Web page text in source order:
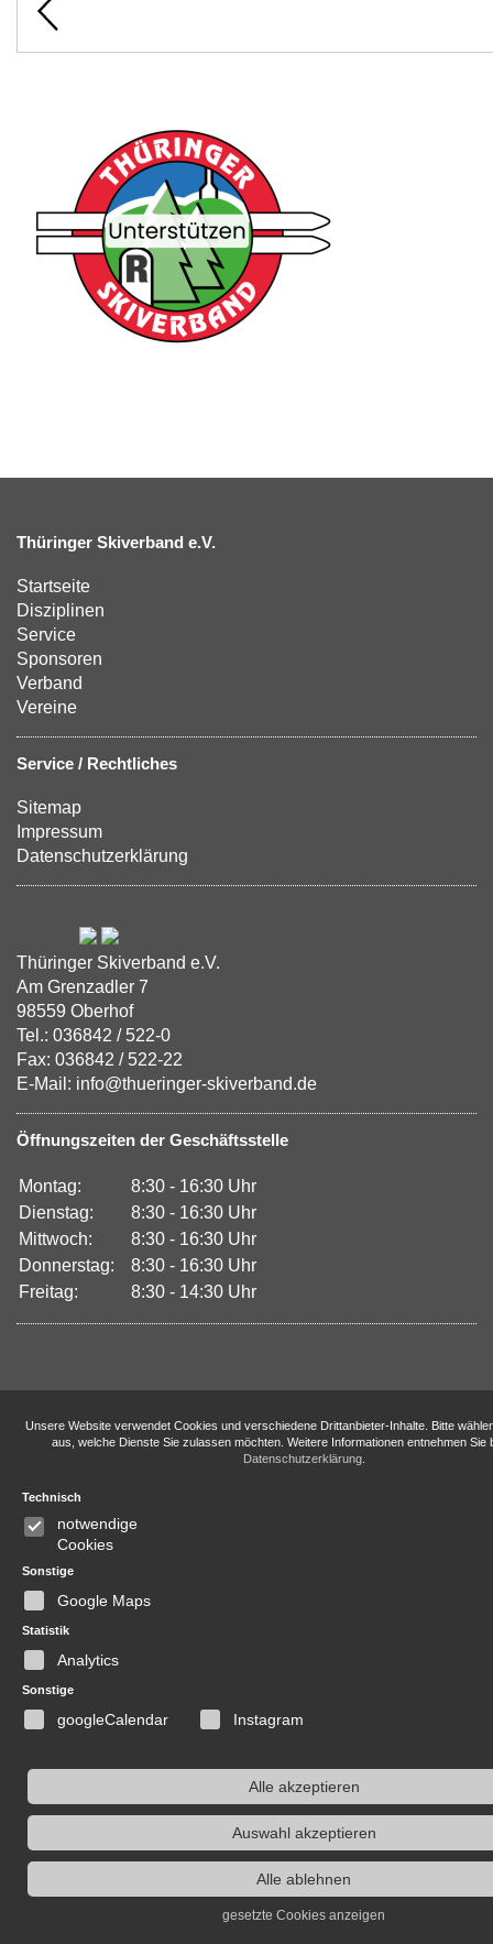
Thüringer Skiverband e.V.
Startseite
Disziplinen
Service
Sponsoren
Verband
Vereine
Service / Rechtliches
Sitemap
Impressum
Datenschutzerklärung
Thüringer Skiverband e.V.
Am Grenzadler 7
98559 Oberhof
Tel.: 036842 / 522-0
Fax: 036842 / 522-22
E-Mail: info@thueringer-skiverband.de
Öffnungszeiten der Geschäftsstelle
Montag:
8:30 - 16:30 Uhr
Dienstag:
8:30 - 16:30 Uhr
Mittwoch:
8:30 - 16:30 Uhr
Donnerstag:
8:30 - 16:30 Uhr
Freitag:
8:30 - 14:30 Uhr
Unsere Website verwendet Cookies und verschiedene Drittanbieter-Inhalte. Bitte
aus, welche Dienste Sie zulassen möchten. Weitere Informationen entnehmen Sie
Datenschutzerklärung.
Technisch
notwendige
Cookies
Sonstige
Google Maps
Statistik
Analytics
Sonstige
googleCalendar Instagram
Alle akzeptieren
Auswahl akzeptieren
Alle ablehnen
gesetzte Cookies anzeigen